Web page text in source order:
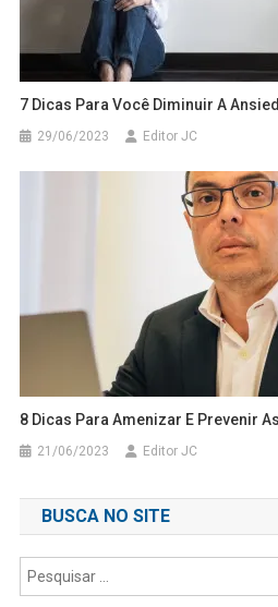
7 Dicas Para Você Diminuir A
29/06/2023 Editor JC
8 Dicas Para Amenizar E Prevenir
21/06/2023 Editor JC
BUSCA NO SITE